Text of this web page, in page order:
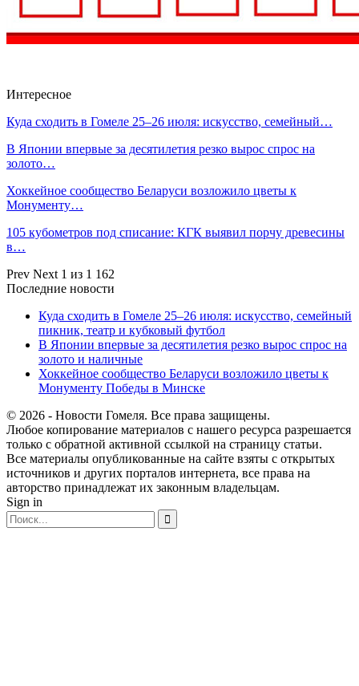
Интересное
Куда сходить в Гомеле 25–26 июля: искусство, семейный…
В Японии впервые за десятилетия резко вырос спрос на
золото…
Хоккейное сообщество Беларуси возложило цветы к
Монументу…
105 кубометров под списание: КГК выявил порчу древесины
в…
Prev Next 1 из 1 162
Последние новости
Куда сходить в Гомеле 25–26 июля: искусство, семейный
пикник, театр и кубковый футбол
В Японии впервые за десятилетия резко вырос спрос на
золото и наличные
Хоккейное сообщество Беларуси возложило цветы к
Монументу Победы в Минске
© 2026 - Новости Гомеля. Все права защищены.
Любое копирование материалов с нашего ресурса разрешается
только с обратной активной ссылкой на страницу статьи.
Все материалы опубликованные на сайте взяты с открытых
источников и других порталов интернета, все права на
авторство принадлежат их законным владельцам.
Sign in